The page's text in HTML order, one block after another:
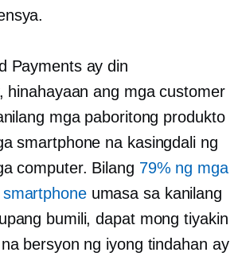
Payments ay din
hinahayaan ang mga customer
mga paboritong produkto
smartphone na kasingdali ng
computer. Bilang 79% ng mga
umasa sa kanilang
bumili, dapat mong tiyakin
bersyon ng iyong tindahan ay